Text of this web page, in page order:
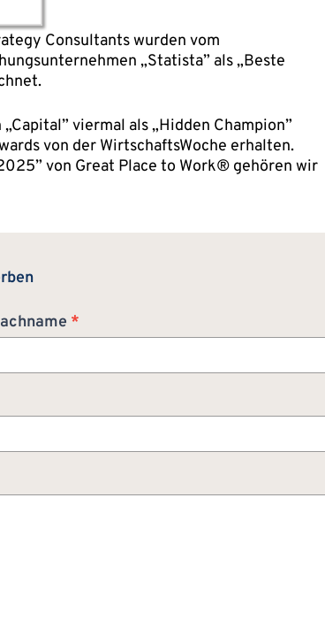
Consultants wurden vom
„Statista” als „Beste
viermal als „Hidden Champion”
von der WirtschaftsWoche erhalten.
von Great Place to Work® gehören wir
*